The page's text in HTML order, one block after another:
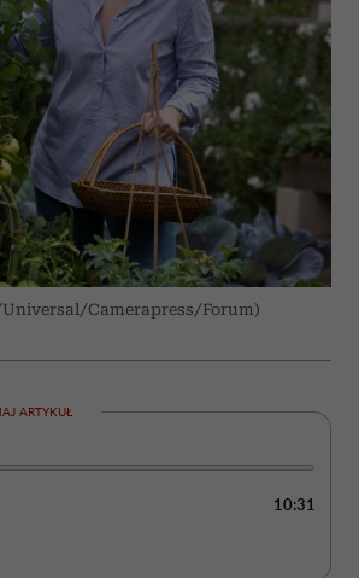
Camerapress/Forum)
ARTYKUŁ
10:31